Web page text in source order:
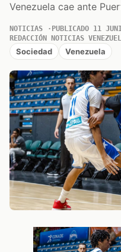
Venezuela cae ante
NOTICIAS PUBLICADO 11
REDACCIÓN NOTICIAS
Sociedad Venezuela